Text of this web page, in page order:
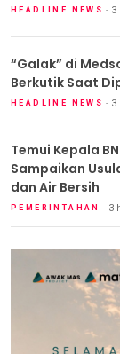
HEADLINE NEWS 3
“Galak” di
Berkutik Saat
HEADLINE NEWS 3
Temui Kepala
Sampaikan
dan Air Bersih
PEMERINTAHAN 3